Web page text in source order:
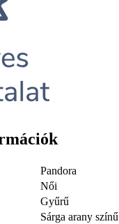
Pandora
Női
Gyűrű
Sárga arany színű